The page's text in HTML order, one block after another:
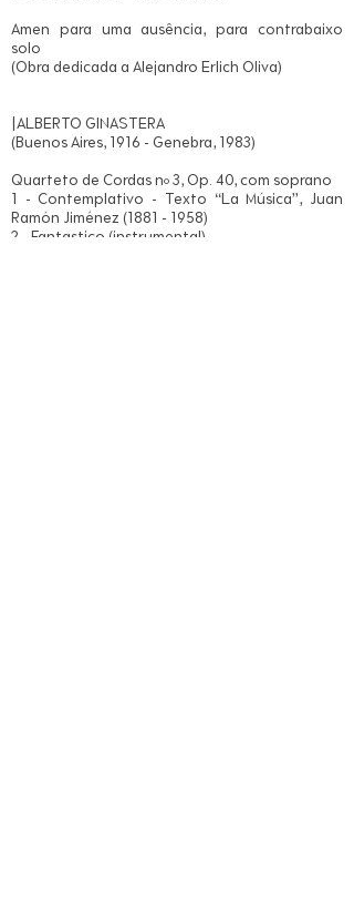
Amen para uma ausência, para contrabaixo
solo
(Obra dedicada a Alejandro Erlich Oliva)
|ALBERTO GINASTERA
(Buenos Aires, 1916 - Genebra, 1983)
Quarteto de Cordas nº 3, Op. 40, com soprano
1 - Contemplativo - Texto “La Música”, Juan
Ramón Jiménez (1881 - 1958)
2 - Fantastico (instrumental)